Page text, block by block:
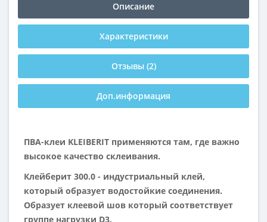
Описание
Характеристики
Отзывы (2)
Доп.информация
ПВА-клеи KLEIBERIT применяются там, где важно
высокое качество склеивания.
Клейберит 300.0 - индустриальный клей,
который образует водостойкие соединения.
Образует клеевой шов который соответствует
группе нагрузки D3.